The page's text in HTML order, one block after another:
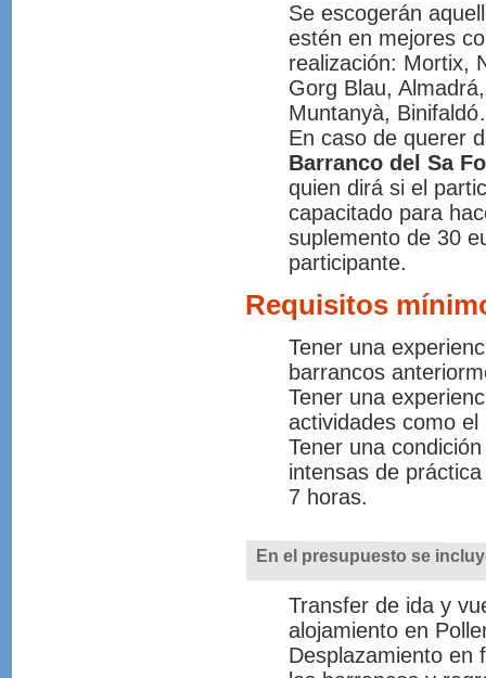
Se escogerán
estén en mejores
realización: Mortix,
Gorg Blau,
Muntanyà,
En caso de querer
Barranco del Sa
quien dirá si el
capacitado para
suplemento de 30
participante.
Requisitos
Tener una
barrancos
Tener una
actividades como
Tener una
intensas de
7 horas.
En el presupuesto se
Transfer de ida y
alojamiento en
Desplazamiento en